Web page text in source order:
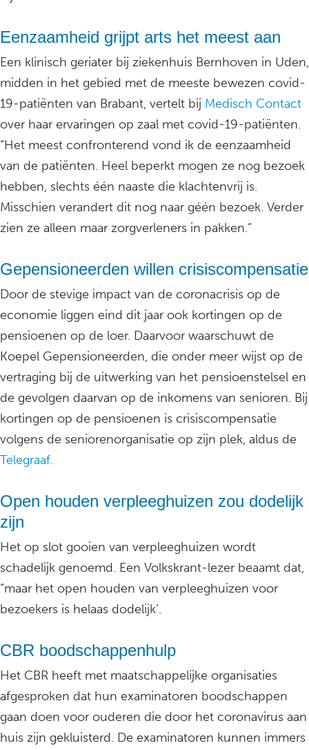
Eenzaamheid grijpt arts het meest aan
Een klinisch geriater bij ziekenhuis Bernhoven in Uden,
midden in het gebied met de meeste bewezen covid-
19-patiënten van Brabant, vertelt bij Medisch Contact
over haar ervaringen op zaal met covid-19-patiënten.
“Het meest confronterend vond ik de eenzaamheid
van de patiënten. Heel beperkt mogen ze nog bezoek
hebben, slechts één naaste die klachtenvrij is.
Misschien verandert dit nog naar géén bezoek. Verder
zien ze alleen maar zorgverleners in pakken.”
Gepensioneerden willen crisiscompensatie
Door de stevige impact van de coronacrisis op de
economie liggen eind dit jaar ook kortingen op de
pensioenen op de loer. Daarvoor waarschuwt de
Koepel Gepensioneerden, die onder meer wijst op de
vertraging bij de uitwerking van het pensioenstelsel en
de gevolgen daarvan op de inkomens van senioren. Bij
kortingen op de pensioenen is crisiscompensatie
volgens de seniorenorganisatie op zijn plek, aldus de
Telegraaf.
Open houden verpleeghuizen zou dodelijk
zijn
Het op slot gooien van verpleeghuizen wordt
schadelijk genoemd. Een Volkskrant-lezer beaamt dat,
“maar het open houden van verpleeghuizen voor
bezoekers is helaas dodelijk’.
CBR boodschappenhulp
Het CBR heeft met maatschappelijke organisaties
afgesproken dat hun examinatoren boodschappen
gaan doen voor ouderen die door het coronavirus aan
huis zijn gekluisterd. De examinatoren kunnen immers